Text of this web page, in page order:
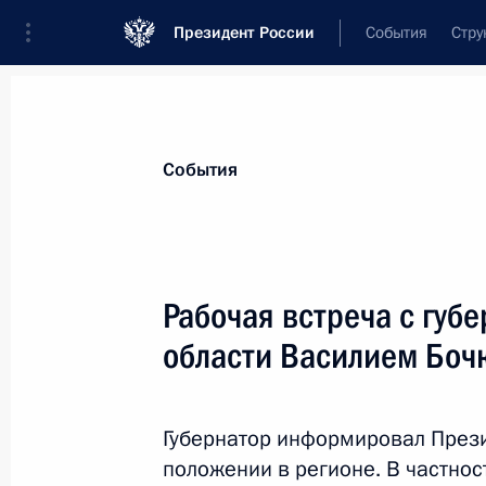
Президент России События
и увольнении военнослужащих и
госорганов
События
Рабочая встреча с
области Василием
Губернатор информировал
положении в регионе. В